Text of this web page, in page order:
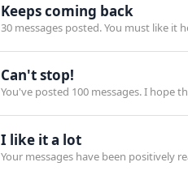
Keeps coming back
30 messages posted. You must like it
Can't stop!
You've posted 100 messages. I hope
I like it a lot
Your messages have been positively